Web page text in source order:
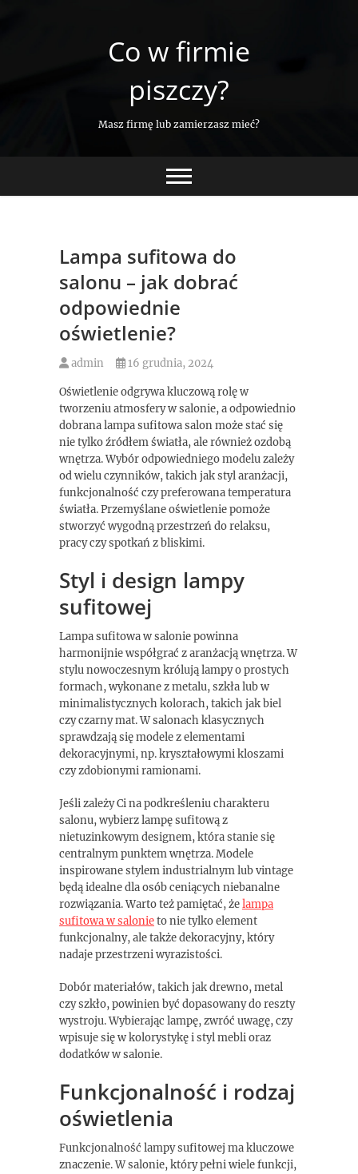
Co w firmie
piszczy?
Masz firmę lub zamierzasz mieć?
Lampa sufitowa do
salonu – jak dobrać
odpowiednie
oświetlenie?
admin 16 grudnia, 2024
Oświetlenie odgrywa kluczową rolę w
tworzeniu atmosfery w salonie, a odpowiednio
dobrana lampa sufitowa salon może stać się
nie tylko źródłem światła, ale również ozdobą
wnętrza. Wybór odpowiedniego modelu zależy
od wielu czynników, takich jak styl aranżacji,
funkcjonalność czy preferowana temperatura
światła. Przemyślane oświetlenie pomoże
stworzyć wygodną przestrzeń do relaksu,
pracy czy spotkań z bliskimi.
Styl i design lampy
sufitowej
Lampa sufitowa w salonie powinna
harmonijnie współgrać z aranżacją wnętrza. W
stylu nowoczesnym królują lampy o prostych
formach, wykonane z metalu, szkła lub w
minimalistycznych kolorach, takich jak biel
czy czarny mat. W salonach klasycznych
sprawdzają się modele z elementami
dekoracyjnymi, np. kryształowymi kloszami
czy zdobionymi ramionami.
Jeśli zależy Ci na podkreśleniu charakteru
salonu, wybierz lampę sufitową z
nietuzinkowym designem, która stanie się
centralnym punktem wnętrza. Modele
inspirowane stylem industrialnym lub vintage
będą idealne dla osób ceniących niebanalne
rozwiązania. Warto też pamiętać, żelampa
sufitowa w salonieto nie tylko element
funkcjonalny, ale także dekoracyjny, który
nadaje przestrzeni wyrazistości.
Dobór materiałów, takich jak drewno, metal
czy szkło, powinien być dopasowany do reszty
wystroju. Wybierając lampę, zwróć uwagę, czy
wpisuje się w kolorystykę i styl mebli oraz
dodatków w salonie.
Funkcjonalność i rodzaj
oświetlenia
Funkcjonalność lampy sufitowej ma kluczowe
znaczenie. W salonie, który pełni wiele funkcji,